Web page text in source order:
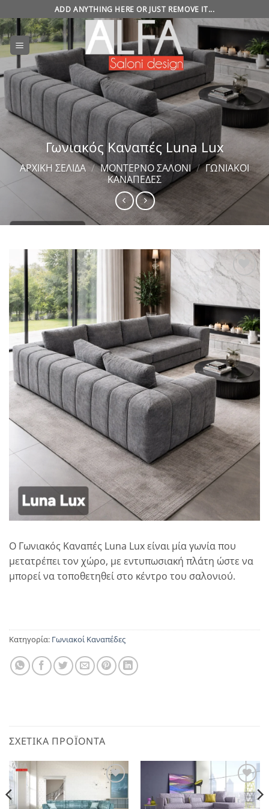
στο
περιεχόμενο
ADD ANYTHING HERE OR JUST REMOVE IT...
Γωνιακός Καναπές Luna Lux
ΑΡΧΙΚΉ ΣΕΛΊΔΑ / ΜΟΝΤΈΡΝΟ ΣΑΛΌΝΙ / ΓΩΝΙΑΚΟΊ
ΚΑΝΑΠΈΔΕΣ
Αγαπημένο
Ο Γωνιακός Καναπές Luna Lux είναι μία γωνία που
μετατρέπει τον χώρο, με εντυπωσιακή πλάτη ώστε να
μπορεί να τοποθετηθεί στο κέντρο του σαλονιού.
Κατηγορία: Γωνιακοί Καναπέδες
ΣΧΕΤΙΚΆ ΠΡΟΪΌΝΤΑ
Αγαπημένο Αγαπημένο